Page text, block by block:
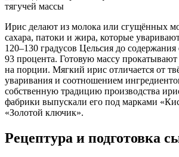
Ирис делают из молока или сгущённых
сахара, патоки и жира, которые
120–130 градусов Цельсия до
93 процента. Готовую массу прокатывают
на порции. Мягкий ирис отличается от
уваривания и соотношением
собственную традицию производства
фабрики выпускали его под марками
«Золотой ключик».
Рецептура и подготовка